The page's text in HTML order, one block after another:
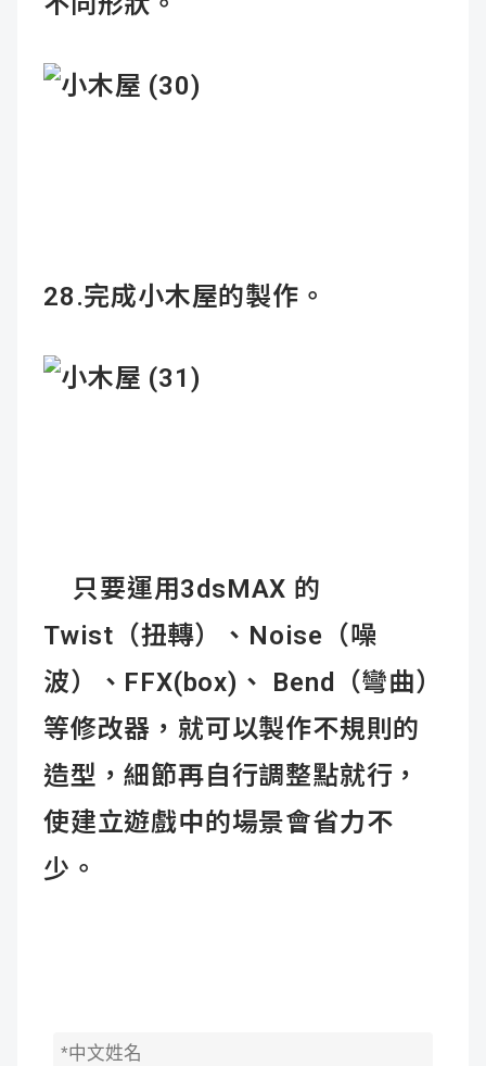
28.完成小木屋的製作。
只要運用3dsMAX 的
Twist（扭轉）、Noise（噪
波）、FFX(box)、 Bend（彎曲）
等修改器，就可以製作不規則的
造型，細節再自行調整點就行，
使建立遊戲中的場景會省力不
少。